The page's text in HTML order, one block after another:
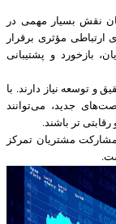
نقش بسیار مهمی در
ارتباطی مؤثری برقرار
بازخورد و پشتیبانی
و توسعه نیاز دارند. با
جدید، می‌توانند
تر باشند.
مشارکت مشتریان تمرکز